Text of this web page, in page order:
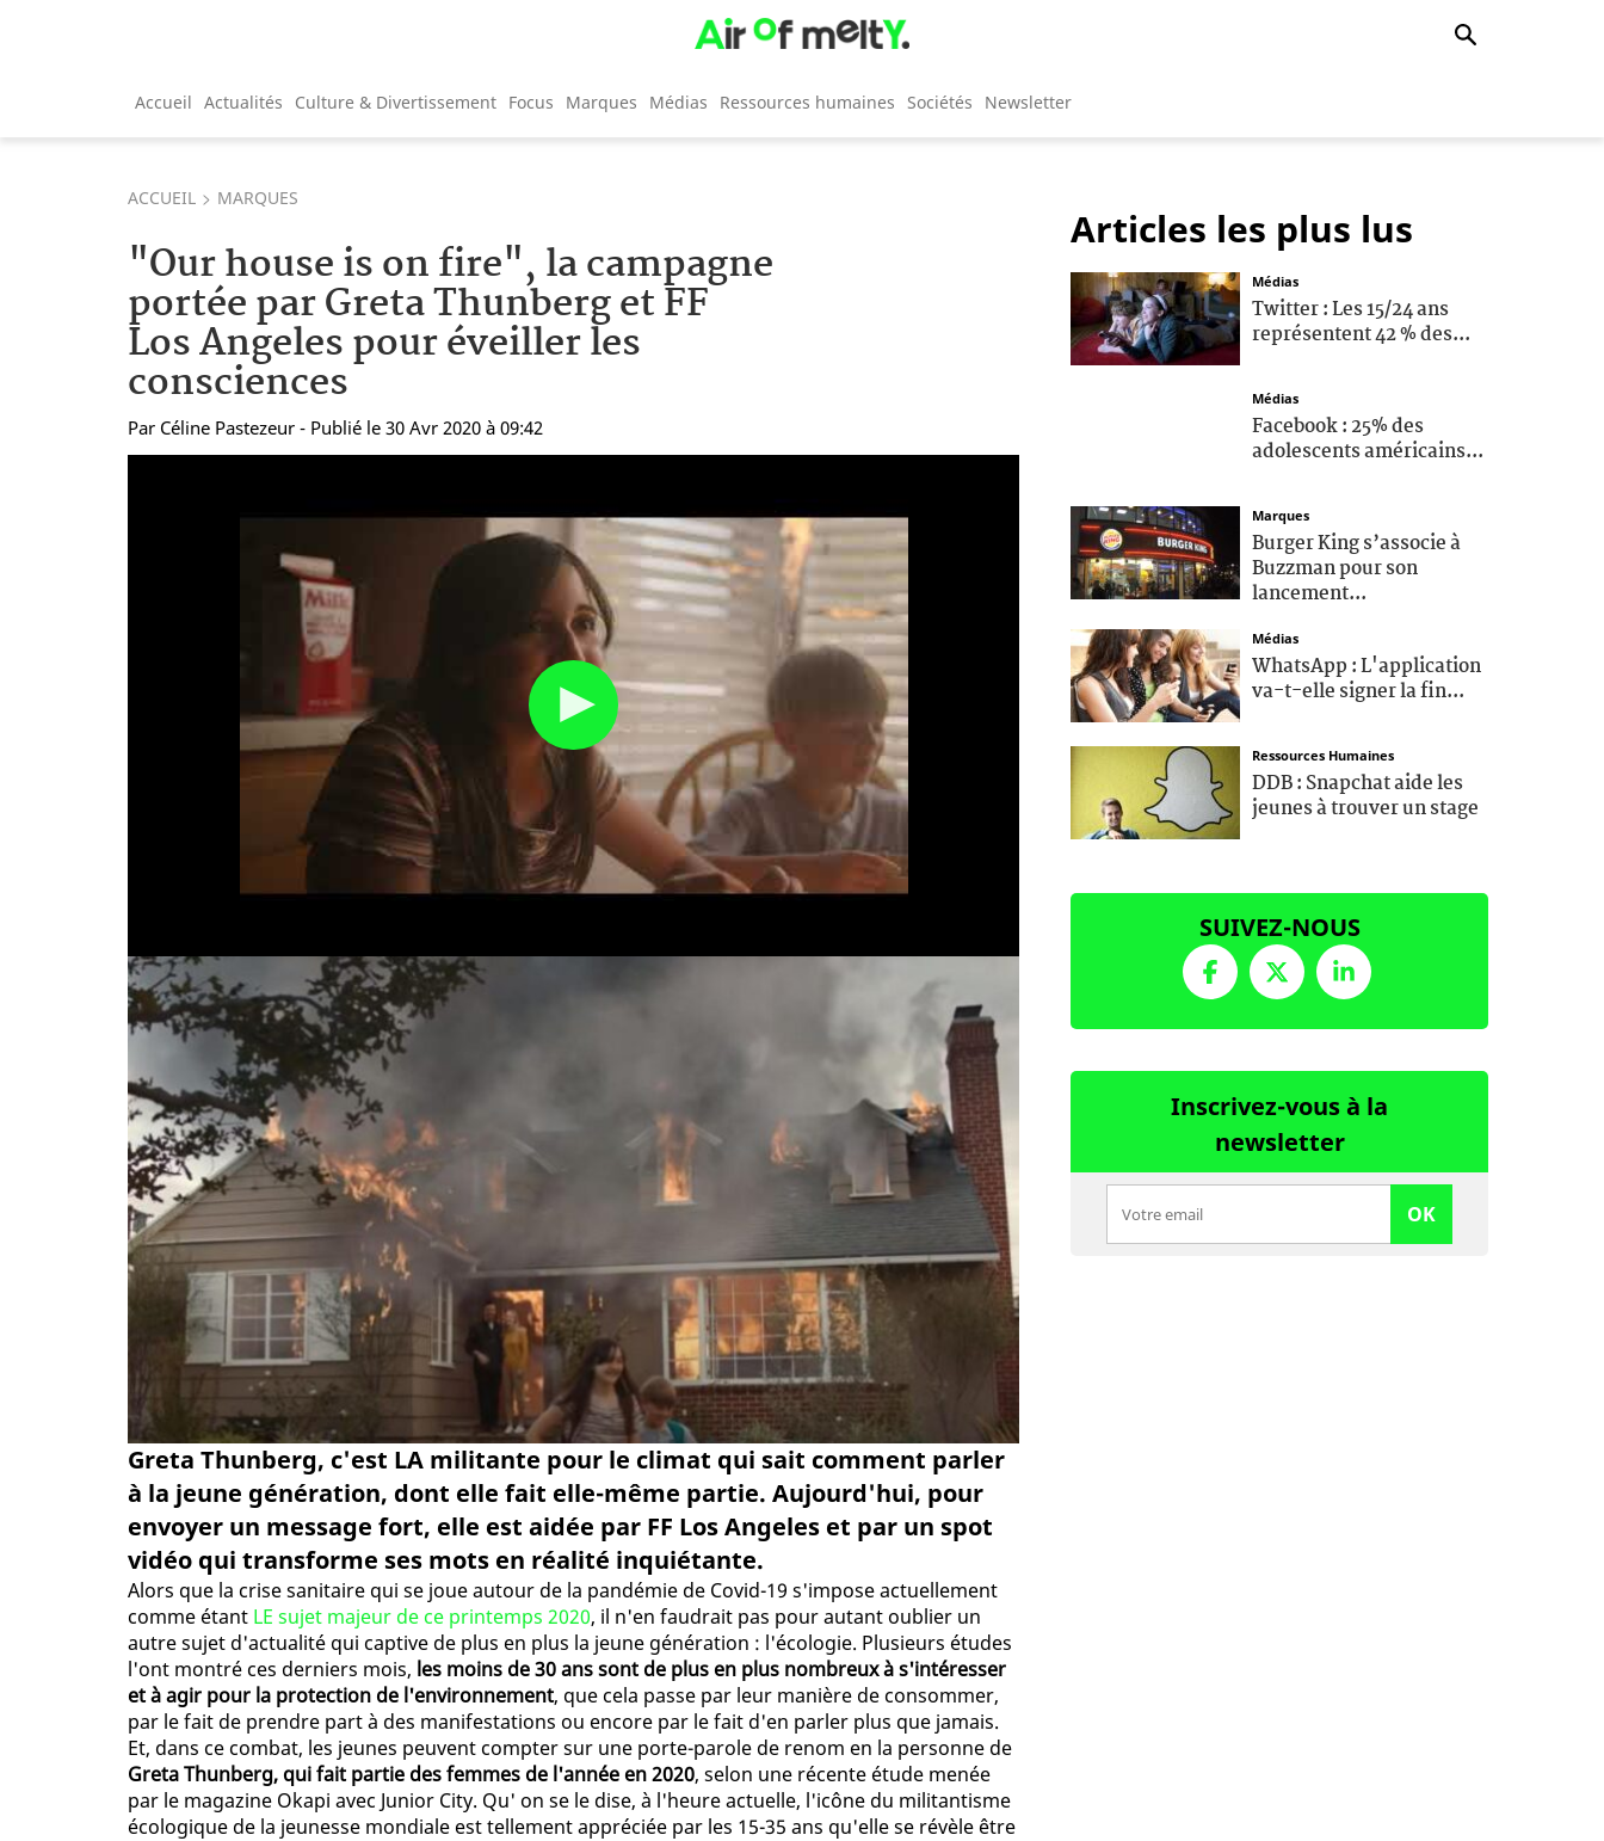
Accueil Actualités Culture & Divertissement Focus Marques Médias Ressources humaines Sociétés Newsletter
ACCUEIL MARQUES
"Our house is on fire", la campagne
portée par Greta Thunberg et FF
Los Angeles pour éveiller les
consciences
Par Céline Pastezeur - Publié le 30 Avr 2020 à 09:42
Greta Thunberg, c'est LA militante pour le climat qui sait comment parler
à la jeune génération, dont elle fait elle-même partie. Aujourd'hui, pour
envoyer un message fort, elle est aidée par FF Los Angeles et par un spot
vidéo qui transforme ses mots en réalité inquiétante.
Alors que la crise sanitaire qui se joue autour de la pandémie de Covid-19 s'impose actuellement
comme étant LE sujet majeur de ce printemps 2020, il n'en faudrait pas pour autant oublier un
autre sujet d'actualité qui captive de plus en plus la jeune génération : l'écologie. Plusieurs études
l'ont montré ces derniers mois, les moins de 30 ans sont de plus en plus nombreux à s'intéresser
et à agir pour la protection de l'environnement, que cela passe par leur manière de consommer,
par le fait de prendre part à des manifestations ou encore par le fait d'en parler plus que jamais.
Et, dans ce combat, les jeunes peuvent compter sur une porte-parole de renom en la personne de
Greta Thunberg, qui fait partie des femmes de l'année en 2020, selon une récente étude menée
par le magazine Okapi avec Junior City. Qu' on se le dise, à l'heure actuelle, l'icône du militantisme
écologique de la jeunesse mondiale est tellement appréciée par les 15-35 ans qu'elle se révèle être
Articles les plus lus
Médias
Twitter : Les 15/24 ans
représentent 42 % des...
Médias
Facebook : 25% des
adolescents américains...
Marques
Burger King s’associe à
Buzzman pour son
lancement...
Médias
WhatsApp : L'application
va-t-elle signer la fin...
Ressources Humaines
DDB : Snapchat aide les
jeunes à trouver un stage
SUIVEZ-NOUS
Inscrivez-vous à la
newsletter
OK